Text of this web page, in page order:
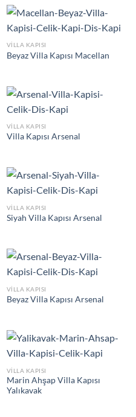
VILLA KAPISI
Beyaz Villa Kapısı Macellan
VILLA KAPISI
Villa Kapısı Arsenal
VILLA KAPISI
Siyah Villa Kapısı Arsenal
VILLA KAPISI
Beyaz Villa Kapısı Arsenal
VILLA KAPISI
Marin Ahşap Villa Kapısı
Yalıkavak